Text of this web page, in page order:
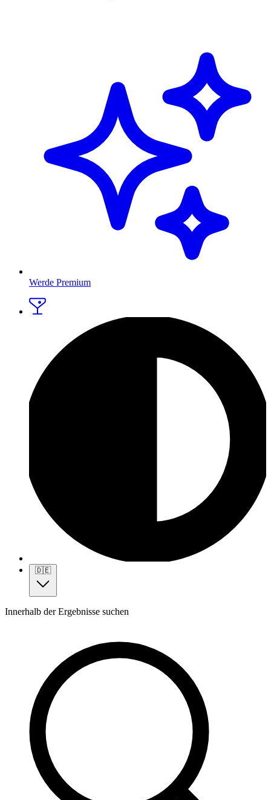
Werde Premium
🇩🇪
Innerhalb der Ergebnisse suchen